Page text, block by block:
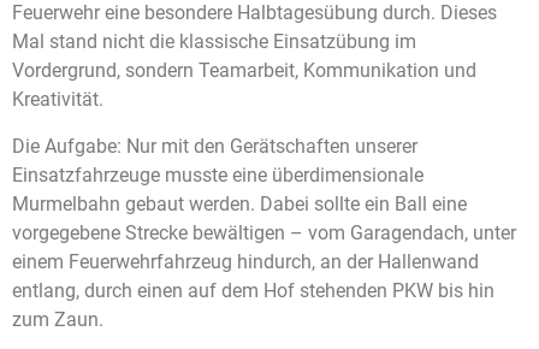
Feuerwehr eine besondere Halbtagesübung durch. Dieses
Mal stand nicht die klassische Einsatzübung im
Vordergrund, sondern Teamarbeit, Kommunikation und
Kreativität.
Die Aufgabe: Nur mit den Gerätschaften unserer
Einsatzfahrzeuge musste eine überdimensionale
Murmelbahn gebaut werden. Dabei sollte ein Ball eine
vorgegebene Strecke bewältigen – vom Garagendach, unter
einem Feuerwehrfahrzeug hindurch, an der Hallenwand
entlang, durch einen auf dem Hof stehenden PKW bis hin
zum Zaun.